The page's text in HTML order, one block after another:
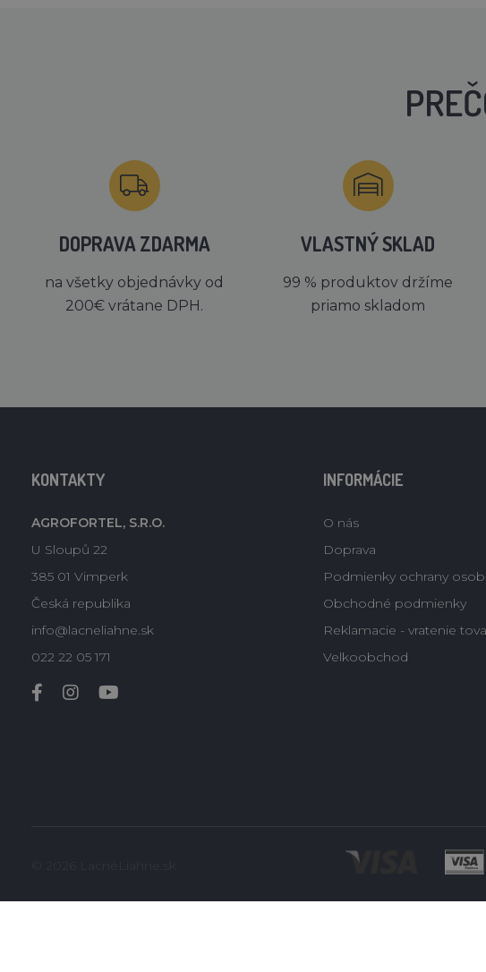
DOPRAVA ZDARMA
na všetky objednávky od
200€ vrátane DPH.
VLASTNÝ SKLAD
99 % produktov držíme
priamo skladom
KONTAKTY
AGROFORTEL, S.R.O.
U Sloupů 22
385 01 Vimperk
Česká republika
info@lacneliahne.sk
022 22 05 171
INFORMÁCIE
O nás
Doprava
Podmienky ochrany
Obchodné podmienky
Reklamacie - vratenie
Velkoobchod